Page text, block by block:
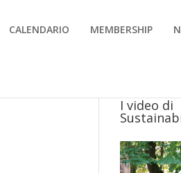
CALENDARIO MEMBERSHIP
I video di